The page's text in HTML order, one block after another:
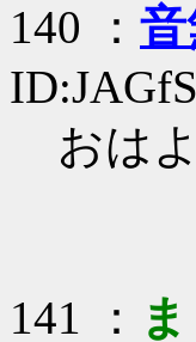
140 ：
おは
141 ：